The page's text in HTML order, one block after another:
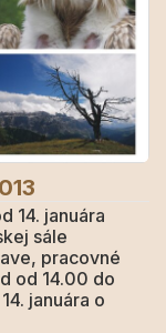
14. januára
sále
pracovné
od 14.00 do
januára o